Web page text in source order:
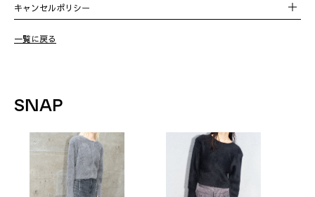
カシミヤ10%
原産国 中国
キャンセルポリシー
一覧に戻る
SNAP